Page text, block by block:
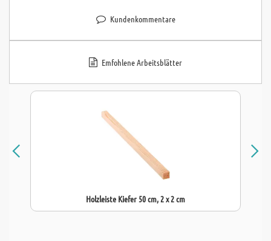
Kundenkommentare
Emfohlene Arbeitsblätter
Holzleiste Kiefer 50 cm, 2 x 2 cm